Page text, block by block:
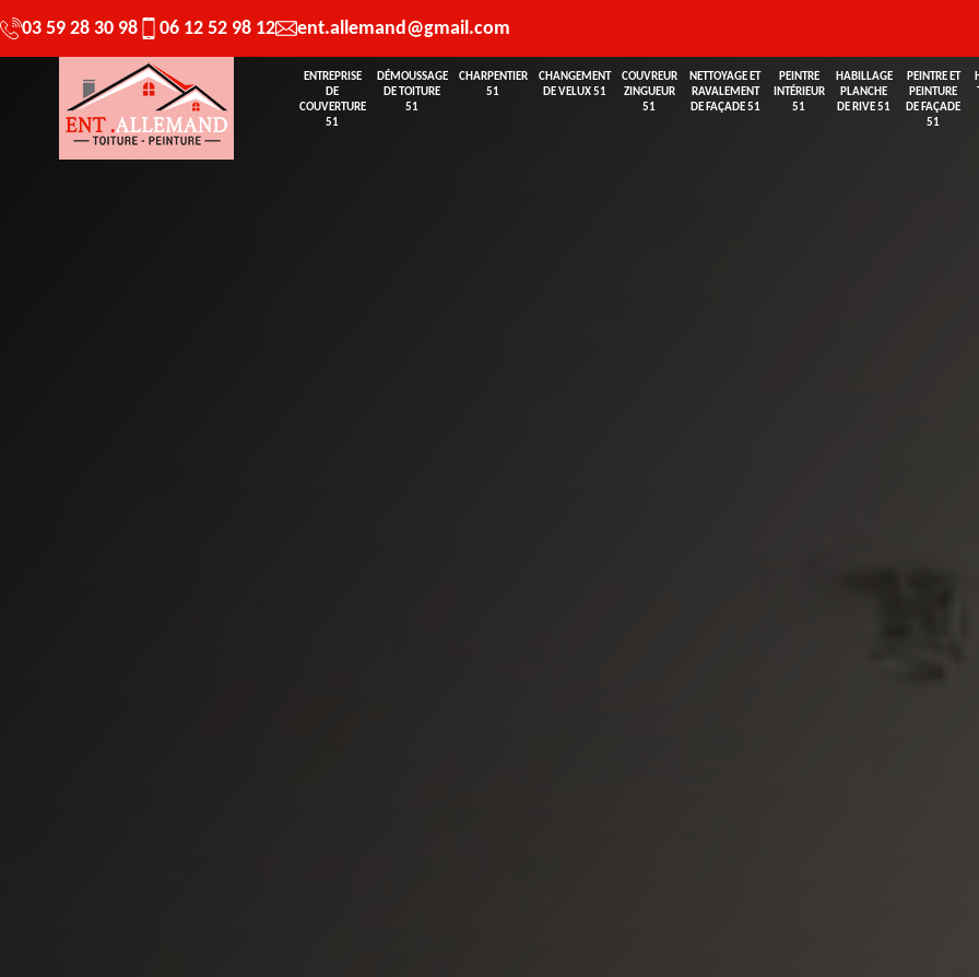
03 59 28 30 98 06 12 52 98 12 ent.allemand@gmail.com
ENTREPRISE
DE
COUVERTURE
51
DÉMOUSSAGE
DE TOITURE
51
CHARPENTIER
51
CHANGEMENT
DE VELUX 51
COUVREUR
ZINGUEUR
51
NETTOYAGE ET
RAVALEMENT
DE FAÇADE 51
PEINTRE
INTÉRIEUR
51
HABILLAGE
PLANCHE
DE RIVE 51
PEINTRE ET
PEINTURE
DE FAÇADE
51